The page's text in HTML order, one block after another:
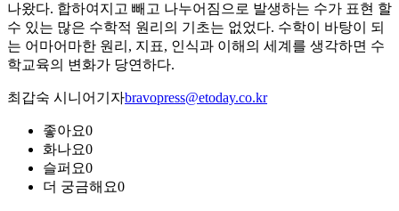
나왔다. 합하여지고 빼고 나누어짐으로 발생하는 수가 표현 할
수 있는 많은 수학적 원리의 기초는 없었다. 수학이 바탕이 되
는 어마어마한 원리, 지표, 인식과 이해의 세계를 생각하면 수
학교육의 변화가 당연하다.
최갑숙 시니어기자bravopress@etoday.co.kr
좋아요0
화나요0
슬퍼요0
더 궁금해요0